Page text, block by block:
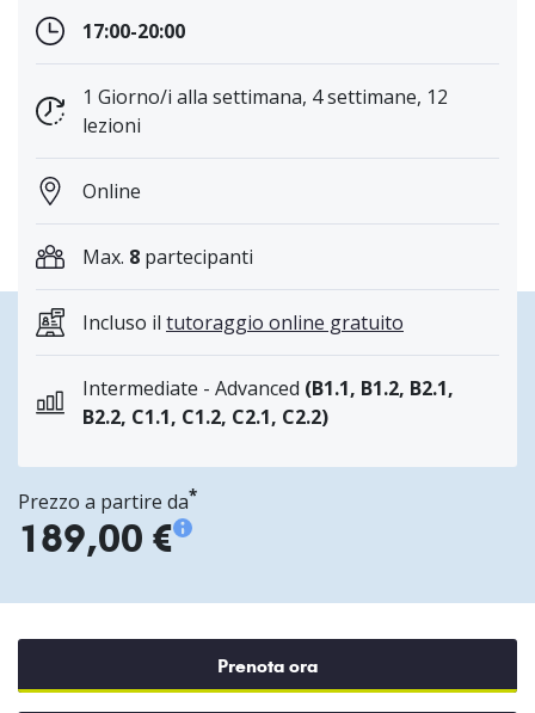
17:00-20:00
1 Giorno/i alla settimana, 4 settimane, 12
lezioni
Online
Max. 8 partecipanti
Incluso il tutoraggio online gratuito
Intermediate - Advanced (B1.1, B1.2, B2.1,
B2.2, C1.1, C1.2, C2.1, C2.2)
Prezzo a partire da*
189,00 €
Prenota ora